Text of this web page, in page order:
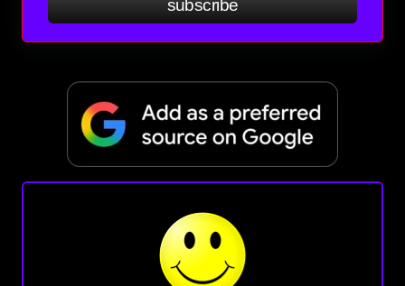
subscribe